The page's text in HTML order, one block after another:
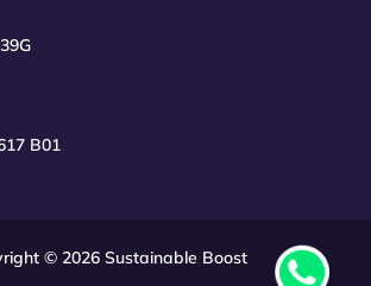
B01
© 2026 Sustainable Boost